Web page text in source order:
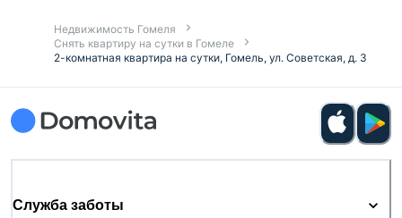
Недвижимость Гомеля
Снять квартиру на сутки в Гомеле
2-комнатная квартира на сутки, Гомель, ул. Советская, д. 3
Служба заботы